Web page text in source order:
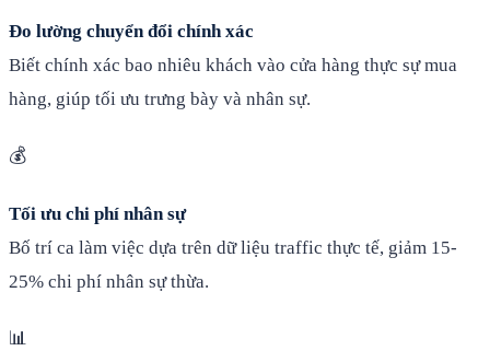
Đo lường chuyển đổi chính xác
Biết chính xác bao nhiêu khách vào cửa hàng thực sự mua
hàng, giúp tối ưu trưng bày và nhân sự.
💰
Tối ưu chi phí nhân sự
Bố trí ca làm việc dựa trên dữ liệu traffic thực tế, giảm 15-
25% chi phí nhân sự thừa.
📊